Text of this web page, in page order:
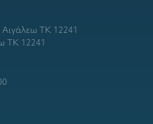
ΤΚ 12241
ΤΚ 12241